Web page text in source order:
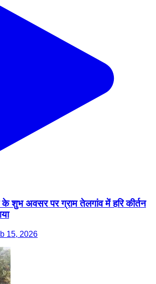
के शुभ अवसर पर ग्राम तेलगांव में हरि कीर्तन
15, 2026